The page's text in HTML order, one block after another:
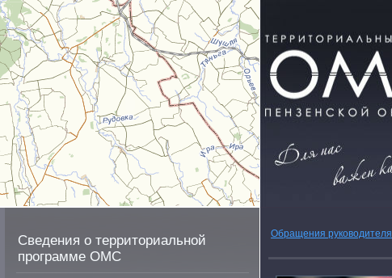
Сведения о территориальной
программе ОМС
Обращения руководителя